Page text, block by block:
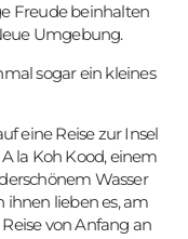
Freude beinhalten
Umgebung.
sogar ein kleines
eine Reise zur Insel
la Koh Kood, einem
Wasser
ihnen lieben es, am
von Anfang an